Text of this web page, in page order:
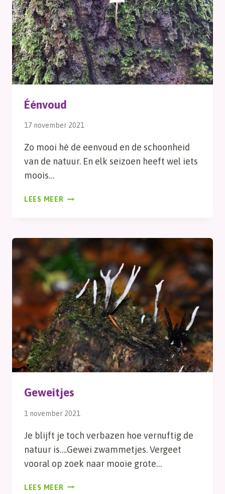
Éénvoud
17 november 2021
Zo mooi hè de eenvoud en de schoonheid
van de natuur. En elk seizoen heeft wel iets
moois…
LEES MEER ÉÉNVOUD
Geweitjes
1 november 2021
Je blijft je toch verbazen hoe vernuftig de
natuur is….Gewei zwammetjes. Vergeet
vooral op zoek naar mooie grote…
LEES MEER GEWEITJES